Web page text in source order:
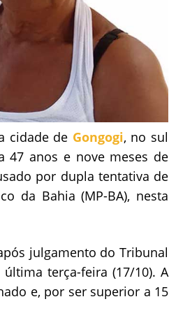
cidade de Gongogi, no sul
47 anos e nove meses de
por dupla tentativa de
da Bahia (MP-BA), nesta
julgamento do Tribunal
terça-feira (17/10). A
e, por ser superior a 15